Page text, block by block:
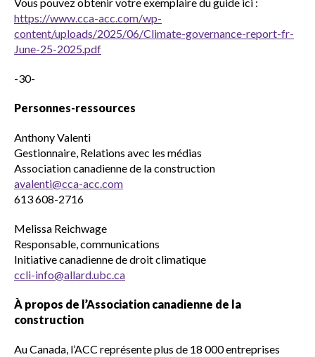
https://www.cca-acc.com/wp-
content/uploads/2025/06/Climate-governance-report-fr-
June-25-2025.pdf
-30-
Personnes-ressources
Anthony Valenti
Gestionnaire, Relations avec les médias
Association canadienne de la construction
avalenti@cca-acc.com
613 608-2716
Melissa Reichwage
Responsable, communications
Initiative canadienne de droit climatique
ccli-info@allard.ubc.ca
À propos de l’Association canadienne de la
construction
Au Canada, l’ACC représente plus de 18 000 entreprises